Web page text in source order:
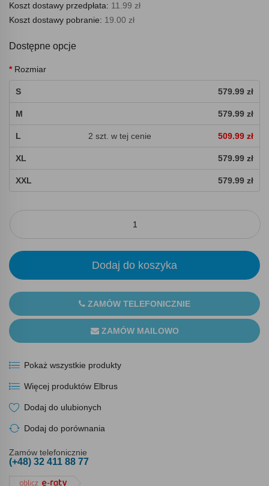
Koszt dostawy przedpłata: 11.99 zł
Koszt dostawy pobranie: 19.00 zł
Dostępne opcje
Rozmiar
S 579.99 zł
M 579.99 zł
L 2 szt. w tej cenie 509.99 zł
XL 579.99 zł
XXL 579.99 zł
Dodaj do koszyka
ZAMÓW TELEFONICZNIE
ZAMÓW MAILOWO
Pokaż wszystkie produkty
Więcej produktów Elbrus
Dodaj do ulubionych
Dodaj do porównania
Zamów telefonicznie
(+48) 32 411 88 77